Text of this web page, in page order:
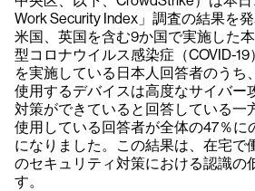
Work Security Index」調査の結果を
米国、英国を含む9か国で実施した
型コロナウイルス感染症（COVID-
を実施している日本人回答者のうち
使用するデバイスは高度なサイバー
対策ができていると回答している一
使用している回答者が全体の47％に
になりました。この結果は、在宅で
のセキュリティ対策における認識の
す。